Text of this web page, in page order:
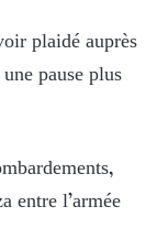
plaidé auprès
pause plus
entre l’armée